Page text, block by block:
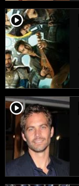
player2
player2